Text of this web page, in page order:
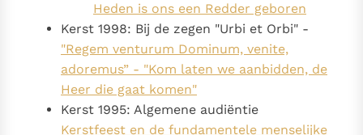
Heden is ons een Redder geboren
Kerst 1998: Bij de zegen "Urbi et Orbi" -
"Regem venturum Dominum, venite,
adoremus” - "Kom laten we aanbidden, de
Heer die gaat komen"
Kerst 1995: Algemene audiëntie
Kerstfeest en de fundamentele menselijke